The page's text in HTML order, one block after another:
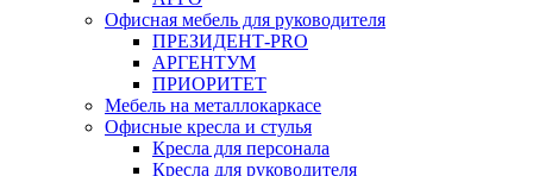
Офисная мебель для руководителя
ПРЕЗИДЕНТ-PRO
АРГЕНТУМ
ПРИОРИТЕТ
Мебель на металлокаркасе
Офисные кресла и стулья
Кресла для персонала
Кресла для руководителя